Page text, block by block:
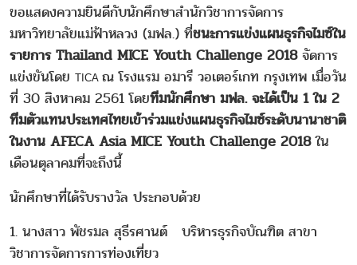
ขอแสดงความยินดีกับนักศึกษาสำนักวิชาการจัดการ
มหาวิทยาลัยแม่ฟ้าหลวง (มฟล.) ที่ชนะการแข่งแผนธุรกิจไมซ์ใน
รายการ Thailand MICE Youth Challenge 2018จัดการ
แข่งขันโดย TICA ณ โรงแรม อมารี วอเตอร์เกท กรุงเทพ เมื่อวัน
ที่ 30 สิงหาคม 2561 โดยทีมนักศึกษา มฟล. จะได้เป็น 1 ใน 2
ทีมตัวแทนประเทศไทยเข้าร่วมแข่งแผนธุรกิจไมซ์ระดับนานาชาติ
ในงาน AFECA Asia MICE Youth Challenge 2018ใน
เดือนตุลาคมที่จะถึงนี้
นักศึกษาที่ได้รับรางวัล ประกอบด้วย
1. นางสาว พัชรมล สุธีรศานต์ บริหารธุรกิจบัณฑิต สาขา
วิชาการจัดการการท่องเที่ยว